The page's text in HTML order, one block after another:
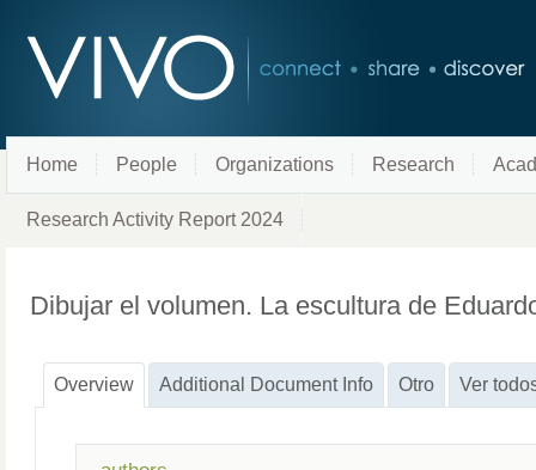
Home People Organizations Research
Research Activity Report 2024
Dibujar el volumen. La escultura de
Overview Additional Document Info Otro Ver